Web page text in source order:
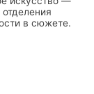
в сюжете.